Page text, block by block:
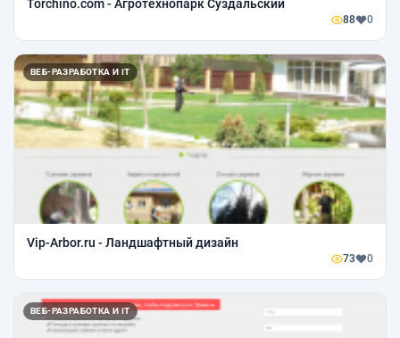
Torchino.com - Агротехнопарк Суздальский
88 0
ВЕБ-РАЗРАБОТКА И IT
Vip-Arbor.ru - Ландшафтный дизайн
73 0
ВЕБ-РАЗРАБОТКА И IT